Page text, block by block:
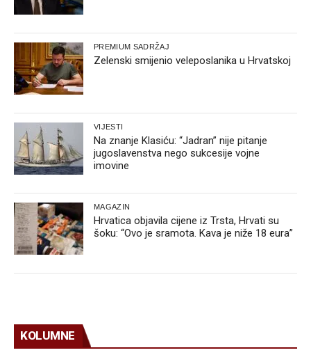
PREMIUM SADRŽAJ
Zelenski smijenio veleposlanika u Hrvatskoj
VIJESTI
Na znanje Klasiću: “Jadran” nije pitanje
jugoslavenstva nego sukcesije vojne
imovine
MAGAZIN
Hrvatica objavila cijene iz Trsta, Hrvati su
šoku: “Ovo je sramota. Kava je niže 18 eura”
KOLUMNE